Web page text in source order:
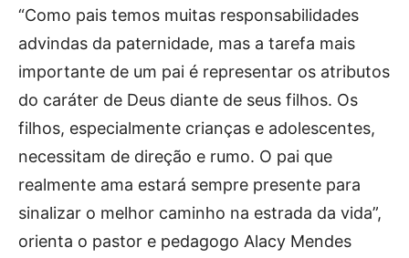
“Como pais temos muitas responsabilidades
advindas da paternidade, mas a tarefa mais
importante de um pai é representar os atributos
do caráter de Deus diante de seus filhos. Os
filhos, especialmente crianças e adolescentes,
necessitam de direção e rumo. O pai que
realmente ama estará sempre presente para
sinalizar o melhor caminho na estrada da vida”,
orienta o pastor e pedagogo Alacy Mendes